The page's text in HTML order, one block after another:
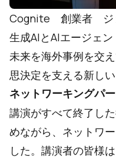
Cognite 創業者 ジ
生成AIとAIエージェ
未来を海外事例を交
思決定を支える新し
ネットワーキングパ
講演がすべて終了し
めながら、ネットワ
した。講演者の皆様